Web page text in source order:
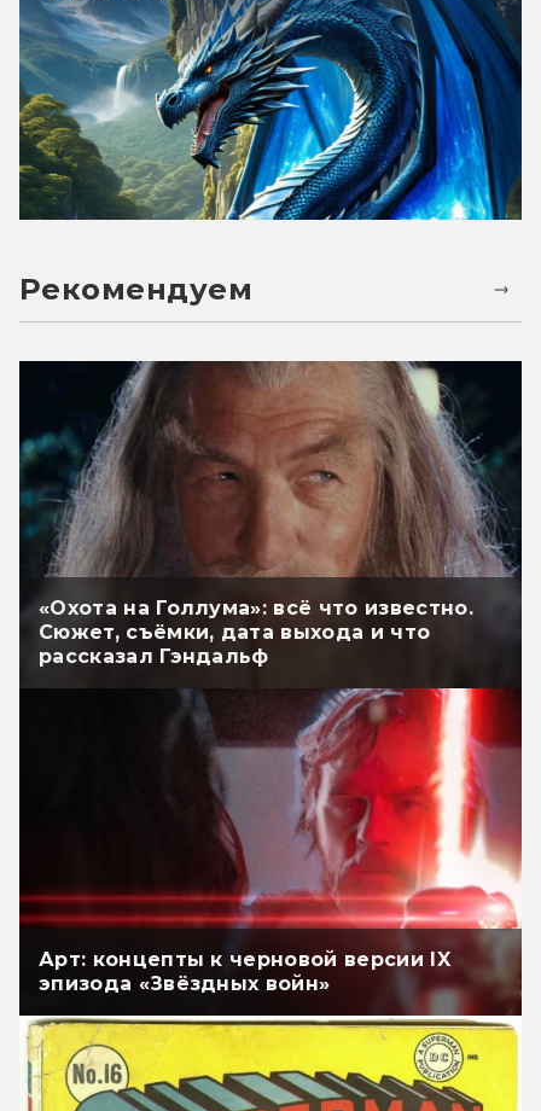
Рекомендуем
«Охота на Голлума»: всё что известно.
Сюжет, съёмки, дата выхода и что
рассказал Гэндальф
Арт: концепты к черновой версии IX
эпизода «Звёздных войн»